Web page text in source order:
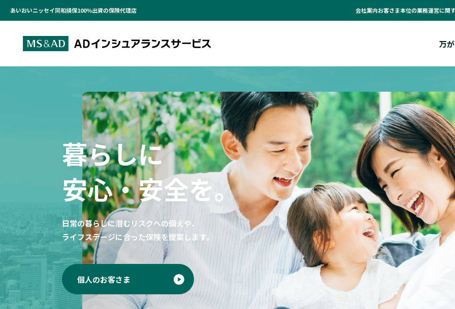
あいおいニッセイ同和損保100％出資の保険代理店 会社案内お客さま本位の業務運営に関
万
暮らしに
安心・安全を。
日常の暮らしに潜むリスクへの備えや、
ライフステージに合った保険を提案します。
個人のお客さま